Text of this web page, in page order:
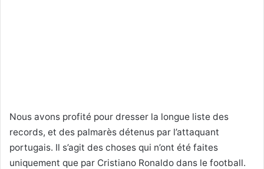
Nous avons profité pour dresser la longue liste des
records, et des palmarès détenus par l’attaquant
portugais. Il s’agit des choses qui n’ont été faites
uniquement que par Cristiano Ronaldo dans le football.